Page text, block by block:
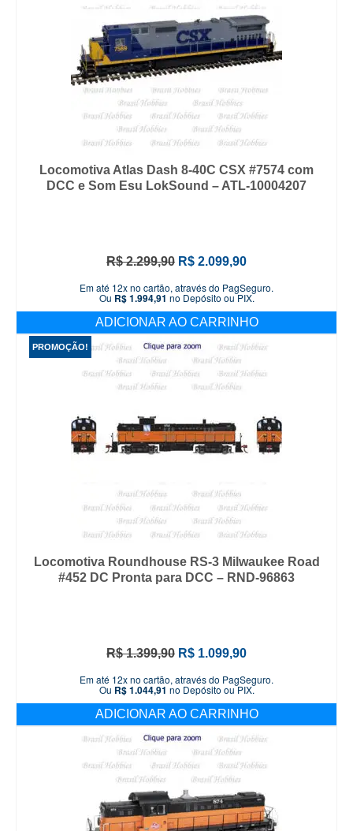
Locomotiva Atlas Dash 8-40C CSX #7574 com
DCC e Som Esu LokSound – ATL-10004207
R$2.299,90 O
original
era:
R$ 2.299,90.
R$ 2.099,90O
atual
é:
R$ 2.099,90.
Em até 12x no cartão, através do PagSeguro.
Ou R$1.994,91 no Depósito ou PIX.
ADICIONAR AO CARRINHO
PROMOÇÃO!
Locomotiva Roundhouse RS-3 Milwaukee Road
#452 DC Pronta para DCC – RND-96863
R$1.399,90 O
original
era:
R$ 1.399,90.
R$ 1.099,90O
atual
é:
R$ 1.099,90.
Em até 12x no cartão, através do PagSeguro.
Ou R$1.044,91 no Depósito ou PIX.
ADICIONAR AO CARRINHO